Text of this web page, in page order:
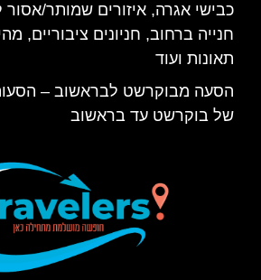
כבישי אגרה, איזורים שמותר/
חנייה ברחוב, חניונים ציבוריים,
תאונות ועוד
הסעה מבוקרשט לבראשוב –
של בוקרשט עד בראשוב